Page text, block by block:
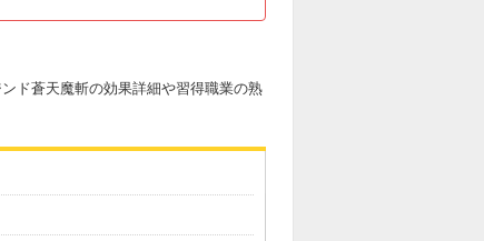
ド蒼天魔斬の効果詳細や習得職業の熟